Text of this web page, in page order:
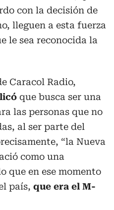
con la decisión de
lleguen a esta fuerza
le sea reconocida la
Caracol Radio,
que busca ser una
las personas que no
al ser parte del
“la Nueva
como una
que en ese momento
país, que era el M-